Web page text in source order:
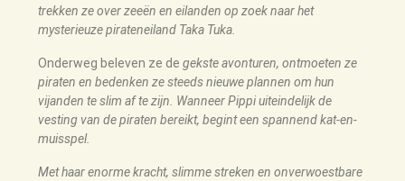
trekken ze overzeeën en eilanden op zoek naar het
mysterieuze pirateneiland Taka Tuka.
Onderweg beleven ze degekste avonturen, ontmoeten ze
piraten en bedenken ze steeds nieuwe plannen om hun
vijanden teslim af te zijn. Wanneer Pippi uiteindelijk de
vesting van de piraten bereikt, begint een spannend kat-en-
muisspel.
Met haar enorme kracht, slimme streken en onverwoestbare